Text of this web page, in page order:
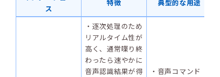
ス
特徴 典型的な用途
・逐次処理のため
リアルタイム性が
高く、通常喋り終
わったら速やかに
音声認識結果が得
・音声コマンド